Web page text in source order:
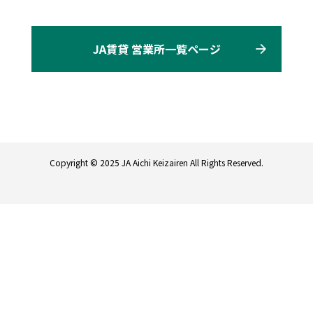
JA賃貸 営業所一覧ページ
Copyright © 2025 JA Aichi Keizairen All Rights Reserved.